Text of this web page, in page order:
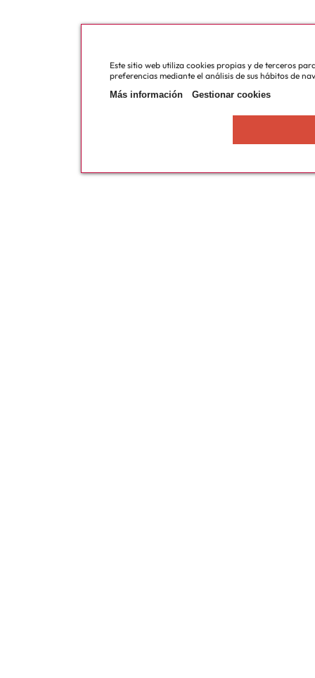
Este sitio web utiliza cookies propias y de terceros
preferencias mediante el análisis de sus hábitos de
Más información
Gestionar cookies